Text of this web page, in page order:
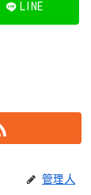
LINE
管理人